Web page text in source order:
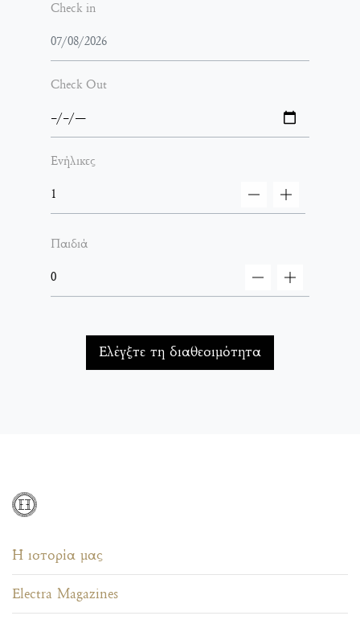
Check in
Check Out
Ενήλικες
decrementincrement
Παιδιά
decrementincrement
Ελέγξτε τη διαθεσιμότητα
Η ιστορία μας
Electra Magazines